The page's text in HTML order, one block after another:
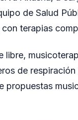
de Salud
terapias
libre,
de
propuestas